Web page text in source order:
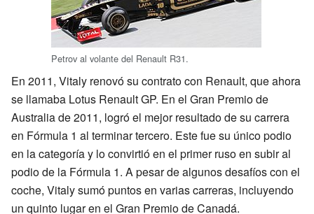
Petrov al volante del Renault R31.
En 2011, Vitaly renovó su contrato con Renault, que ahora
se llamaba Lotus Renault GP. En el Gran Premio de
Australia de 2011, logró el mejor resultado de su carrera
en Fórmula 1 al terminar tercero. Este fue su único podio
en la categoría y lo convirtió en el primer ruso en subir al
podio de la Fórmula 1. A pesar de algunos desafíos con el
coche, Vitaly sumó puntos en varias carreras, incluyendo
un quinto lugar en el Gran Premio de Canadá.